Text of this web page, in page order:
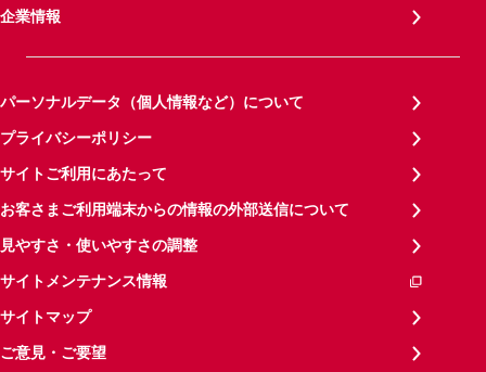
企業情報
パーソナルデータ（個人情報など）について
プライバシーポリシー
サイトご利用にあたって
お客さまご利用端末からの情報の外部送信について
見やすさ・使いやすさの調整
サイトメンテナンス情報
サイトマップ
ご意見・ご要望